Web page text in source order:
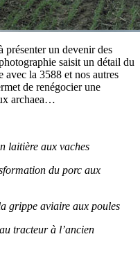
présenter un devenir des
saisit un détail du
avec la 3588 et nos autres
de renégocier une
archaea…
laitière aux vaches
du porc aux
grippe aviaire aux poules
tracteur à l’ancien